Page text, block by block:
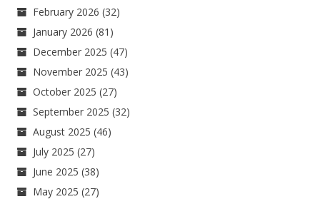
February 2026 (32)
January 2026 (81)
December 2025 (47)
November 2025 (43)
October 2025 (27)
September 2025 (32)
August 2025 (46)
July 2025 (27)
June 2025 (38)
May 2025 (27)